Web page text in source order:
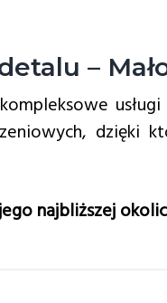
–
dzięki
najbliższej